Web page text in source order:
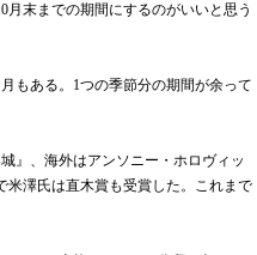
末までの期間にするのがいいと思う
もある。1つの季節分の期間が余って
』、海外はアンソニー・ホロヴィッ
米澤氏は直木賞も受賞した。これまで